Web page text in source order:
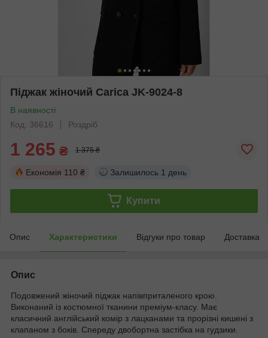
Піджак жіночий Carica JK-9024-8
В наявності
Код: 36616
Роздріб
1 265 ₴ 1 375 ₴
Економія 110 ₴ Залишилось 1 день
Купити
Опис Характеристики Відгуки про товар Доставка
Опис
Подовжений жіночий піджак напівприталеного крою.
Виконаний із костюмної тканини преміум-класу. Має
класичний англійський комір з лацканами та прорізні кишені з
клапаном з боків. Спереду двобортна застібка на гудзики.